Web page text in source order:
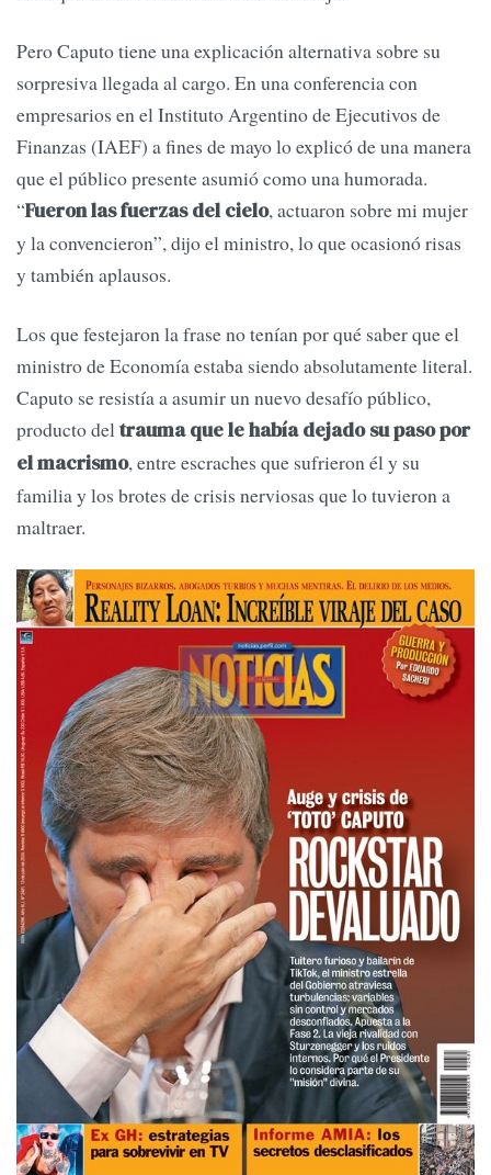
Pero Caputo tiene una explicación alternativa sobre su
sorpresiva llegada al cargo. En una conferencia con
empresarios en el Instituto Argentino de Ejecutivos de
Finanzas (IAEF) a fines de mayo lo explicó de una manera
que el público presente asumió como una humorada.
“Fueron las fuerzas del cielo, actuaron sobre mi mujer
y la convencieron”, dijo el ministro, lo que ocasionó risas
y también aplausos.
Los que festejaron la frase no tenían por qué saber que el
ministro de Economía estaba siendo absolutamente literal.
Caputo se resistía a asumir un nuevo desafío público,
producto deltrauma que le había dejado su paso por
el macrismo, entre escraches que sufrieron él y su
familia y los brotes de crisis nerviosas que lo tuvieron a
maltraer.